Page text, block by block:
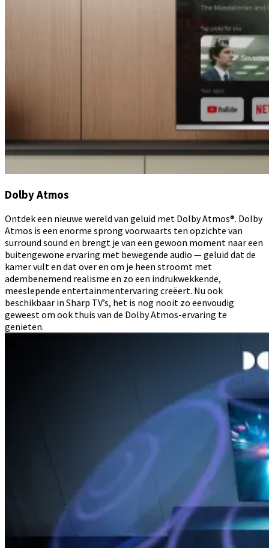
Dolby Atmos
Ontdek een nieuwe wereld van geluid met Dolby Atmos®. Dolby
Atmos is een enorme sprong voorwaarts ten opzichte van
surround sound en brengt je van een gewoon moment naar een
buitengewone ervaring met bewegende audio — geluid dat de
kamer vult en dat over en om je heen stroomt met
adembenemend realisme en zo een indrukwekkende,
meeslepende entertainmentervaring creëert. Nu ook
beschikbaar in Sharp TV’s, het is nog nooit zo eenvoudig
geweest om ook thuis van de Dolby Atmos-ervaring te
genieten.